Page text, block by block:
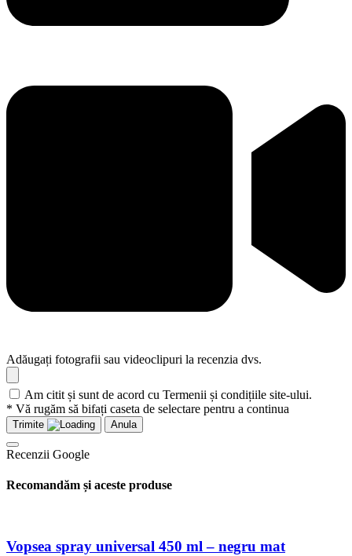
Adăugați fotografii sau videoclipuri la recenzia dvs.
Am citit și sunt de acord cu Termenii și condițiile site-ului.
* Vă rugăm să bifați caseta de selectare pentru a continua
Trimite Anula
Recenzii Google
Recomandăm și aceste produse
Vopsea spray universal 450 ml – negru mat